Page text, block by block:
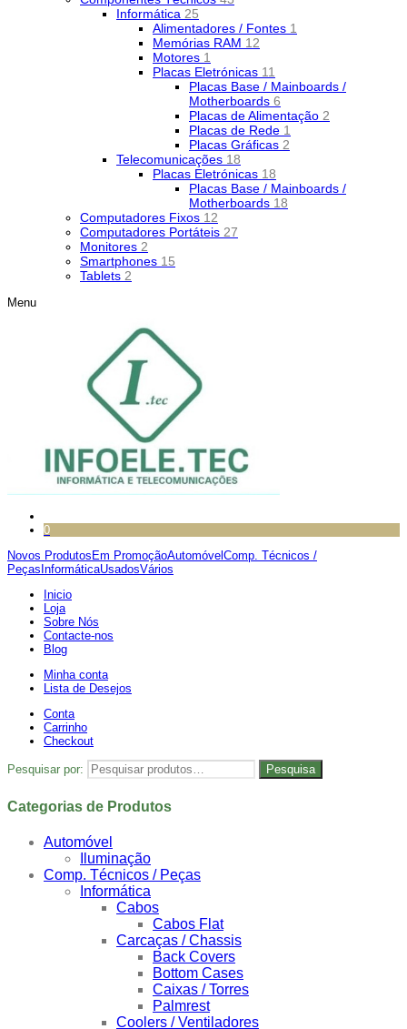
Informática 25
Alimentadores / Fontes 1
Memórias RAM 12
Motores 1
Placas Eletrónicas 11
Placas Base / Mainboards /
Motherboards 6
Placas de Alimentação 2
Placas de Rede 1
Placas Gráficas 2
Telecomunicações 18
Placas Eletrónicas 18
Placas Base / Mainboards /
Motherboards 18
Computadores Fixos 12
Computadores Portáteis 27
Monitores 2
Smartphones 15
Tablets 2
Menu
0
Novos Produtos Em PromoçãoAutomóvel Comp. Técnicos /
Peças InformáticaUsadosVários
Inicio
Loja
Sobre Nós
Contacte-nos
Blog
Minha conta
Lista de Desejos
Conta
Carrinho
Checkout
Pesquisar por: Pesquisa
Categorias de Produtos
Automóvel
Iluminação
Comp. Técnicos / Peças
Informática
Cabos
Cabos Flat
Carcaças / Chassis
Back Covers
Bottom Cases
Caixas / Torres
Palmrest
Coolers / Ventiladores